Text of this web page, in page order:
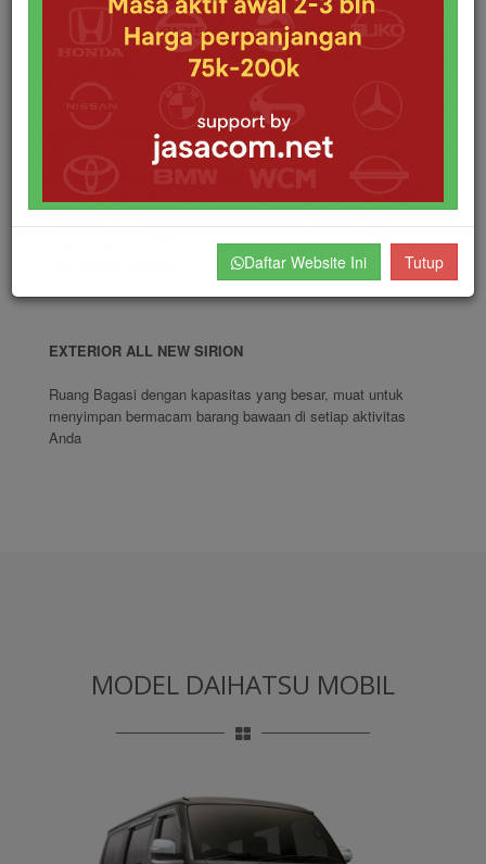
Daftar Website Ini Tutup
By Heny widyaningsih Posted 2020-12-27 01:11:21
INTERIOR ALL NEW SIRION
elegant dan memiliki fitur-fitur canggih di dalamnya. Nikmati
EXTERIOR ALL NEW SIRION
Ruang Bagasi dengan kapasitas yang besar, muat untuk
menyimpan bermacam barang bawaan di setiap aktivitas
Anda
MODEL DAIHATSU MOBIL